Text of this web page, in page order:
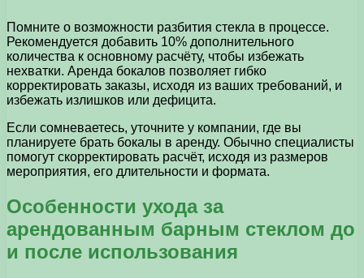
Помните о возможности разбития стекла в процессе.
Рекомендуется добавить 10% дополнительного
количества к основному расчёту, чтобы избежать
нехватки. Аренда бокалов позволяет гибко
корректировать заказы, исходя из ваших требований, и
избежать излишков или дефицита.
Если сомневаетесь, уточните у компании, где вы
планируете брать бокалы в аренду. Обычно специалисты
помогут скорректировать расчёт, исходя из размеров
мероприятия, его длительности и формата.
Особенности ухода за
арендованным барным стеклом до
и после использования